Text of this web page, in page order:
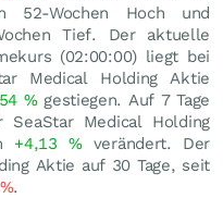
Wochen Hoch und
Tief. Der aktuelle
(02:00:00) liegt bei
Medical Holding Aktie
%gestiegen. Auf 7 Tage
Medical Holding
+4,13 %verändert. Der
Aktie auf 30 Tage, seit
%.